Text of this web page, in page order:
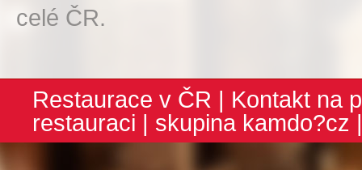
celé ČR.
Restaurace v ČR | Kontakt na
restauraci | skupina kamdo?cz |